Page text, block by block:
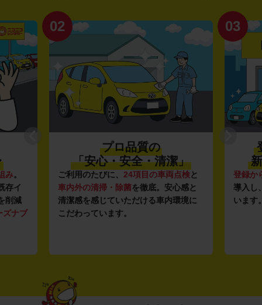
み。
存イ
削減
ズナブ
02
プロ品質の
「安心・安全・清潔」
ご利用のたびに、 24項目の車両点検と
車内外の清掃・除菌を徹底。安心感と
清潔感を感じていただける車内環境に
こだわっています。
03
登録か
導入し
います